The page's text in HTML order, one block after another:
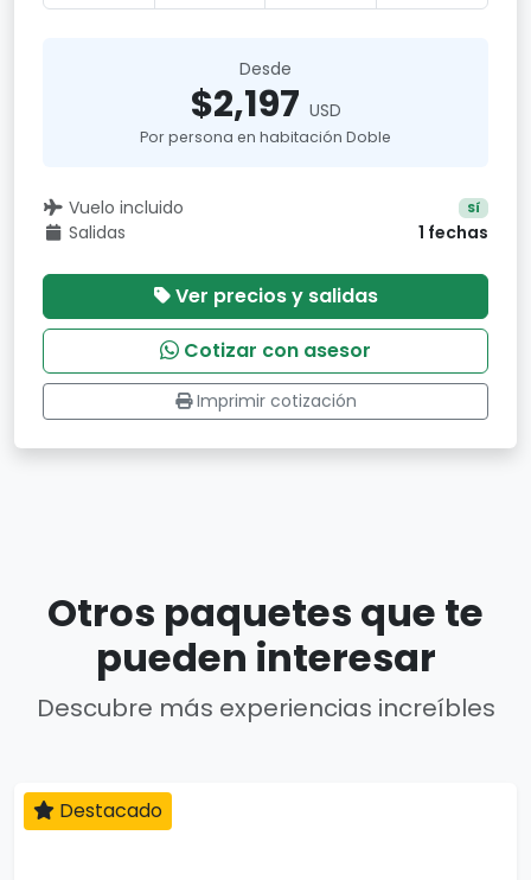
Desde
$2,197 USD
Por persona en habitación Doble
Vuelo incluido Sí
Salidas 1 fechas
Ver precios y salidas
Cotizar con asesor
Imprimir cotización
Otros paquetes que te
pueden interesar
Descubre más experiencias increíbles
Destacado